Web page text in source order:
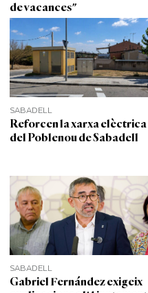
de vacances"
SABADELL
Reforcen la xarxa elèctrica
del Poblenou de Sabadell
SABADELL
Gabriel Fernández exigeix